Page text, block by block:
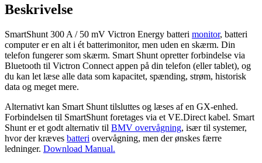
Beskrivelse
SmartShunt 300 A / 50 mV Victron Energy batteri monitor, batteri
computer er en alt i ét batterimonitor, men uden en skærm. Din
telefon fungerer som skærm. Smart Shunt opretter forbindelse via
Bluetooth til Victron Connect appen på din telefon (eller tablet), og
du kan let læse alle data som kapacitet, spænding, strøm, historisk
data og meget mere.
Alternativt kan Smart Shunt tilsluttes og læses af en GX-enhed.
Forbindelsen til SmartShunt foretages via et VE.Direct kabel. Smart
Shunt er et godt alternativ til BMV overvågning, især til systemer,
hvor der kræves batteri overvågning, men der ønskes færre
ledninger. Download Manual.